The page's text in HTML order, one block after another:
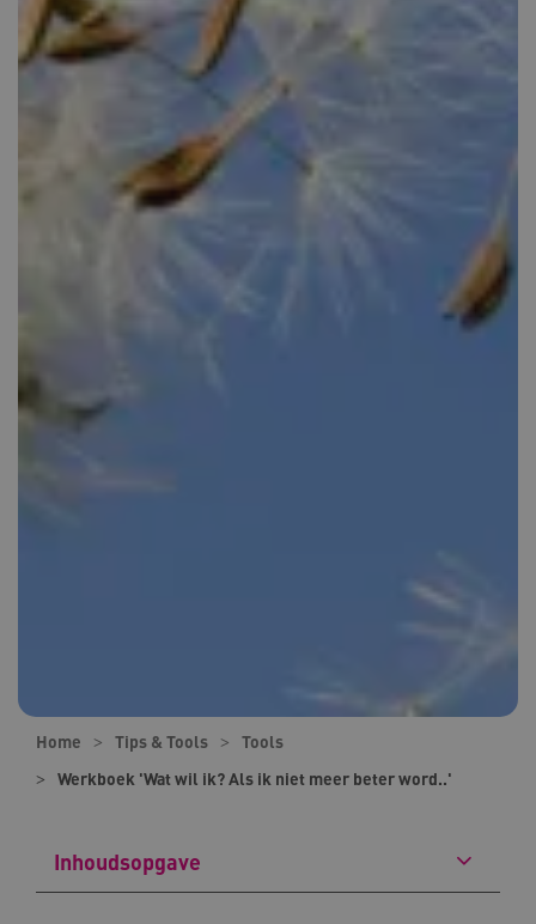
Home Tips & Tools
Tools
Werkboek 'Wat wil ik? Als ik niet meer beter word..'
Inhoudsopgave